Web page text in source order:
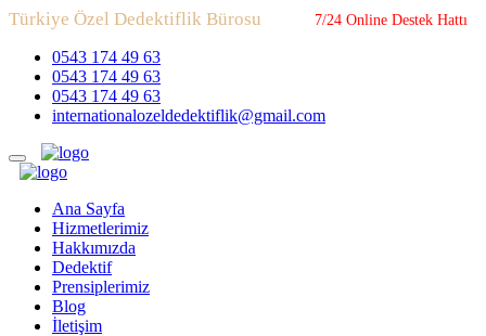
Türkiye Özel Dedektiflik Bürosu 7/24 Online Destek Hattı
0543 174 49 63
0543 174 49 63
0543 174 49 63
internationalozeldedektiflik@gmail.com
Ana Sayfa
Hizmetlerimiz
Hakkımızda
Dedektif
Prensiplerimiz
Blog
İletişim